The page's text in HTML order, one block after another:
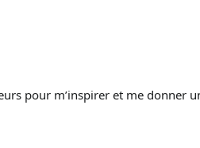
pour m’inspirer et me donner